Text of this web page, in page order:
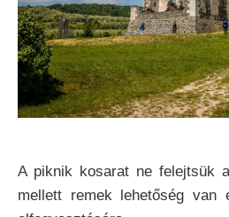
A piknik kosarat ne felejtsük
mellett remek lehetőség van